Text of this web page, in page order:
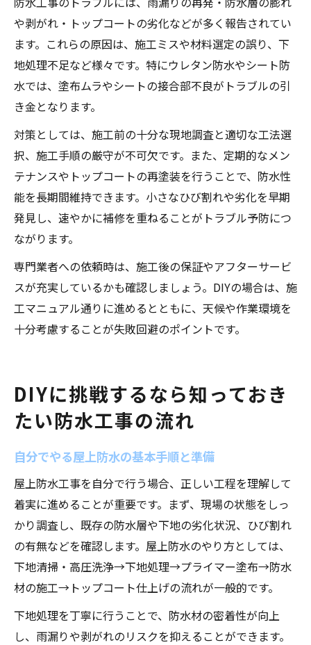
や剥がれ・トップコートの劣化などが多く報告されてい
ます。これらの原因は、施工ミスや材料選定の誤り、下
地処理不足など様々です。特にウレタン防水やシート防
水では、塗布ムラやシートの接合部不良がトラブルの引
き金となります。
対策としては、施工前の十分な現地調査と適切な工法選
択、施工手順の厳守が不可欠です。また、定期的なメン
テナンスやトップコートの再塗装を行うことで、防水性
能を長期間維持できます。小さなひび割れや劣化を早期
発見し、速やかに補修を重ねることがトラブル予防につ
ながります。
専門業者への依頼時は、施工後の保証やアフターサービ
スが充実しているかも確認しましょう。DIYの場合は、施
工マニュアル通りに進めるとともに、天候や作業環境を
十分考慮することが失敗回避のポイントです。
DIYに挑戦するなら知っておき
たい防水工事の流れ
自分でやる屋上防水の基本手順と準備
屋上防水工事を自分で行う場合、正しい工程を理解して
着実に進めることが重要です。まず、現場の状態をしっ
かり調査し、既存の防水層や下地の劣化状況、ひび割れ
の有無などを確認します。屋上防水のやり方としては、
下地清掃・高圧洗浄→下地処理→プライマー塗布→防水
材の施工→トップコート仕上げの流れが一般的です。
下地処理を丁寧に行うことで、防水材の密着性が向上
し、雨漏りや剥がれのリスクを抑えることができます。